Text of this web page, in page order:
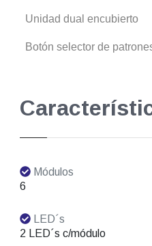
Unidad dual encubierto
Botón selector de
Módulos
6
LED´s
2 LED´s c/módulo